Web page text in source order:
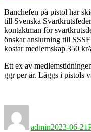
Banchefen på pistol har
till Svenska
kontaktman för
önskar anslutning till
kostar medlemskap 350 kr/
Ett ex av
ggr per år. Läggs i pistols
admin2023-06-21